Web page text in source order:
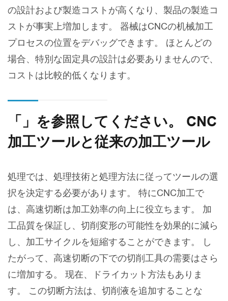
の設計および製造コストが高くなり、製品の製造コ
ストが事実上増加します。 器械はCNCの机械加工
プロセスの位置をデバッグできます。 ほとんどの
場合、特別な固定具の設計は必要ありませんので、
コストは比較的低くなります。
「」を参照してください。 CNC
加工ツールと従来の加工ツール
処理では、処理技術と処理方法に従ってツールの選
択を決定する必要があります。 特にCNC加工で
は、高速切断は加工効率の向上に役立ちます。 加
工品質を保証し、切削変形の可能性を効果的に減ら
し、加工サイクルを短縮することができます。 し
たがって、高速切断の下での切削工具の需要はさら
に増加する。 现在、ドライカット方法もありま
す。 この切断方法は、切削液を追加することな